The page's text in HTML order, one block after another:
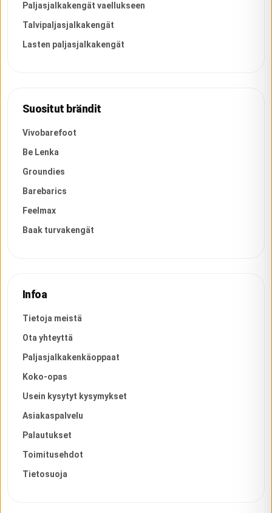
Paljasjalkakengät vaellukseen
Talvipaljasjalkakengät
Lasten paljasjalkakengät
Suositut brändit
Vivobarefoot
Be Lenka
Groundies
Barebarics
Feelmax
Baak turvakengät
Infoa
Tietoja meistä
Ota yhteyttä
Paljasjalkakenkäoppaat
Koko-opas
Usein kysytyt kysymykset
Asiakaspalvelu
Palautukset
Toimitusehdot
Tietosuoja